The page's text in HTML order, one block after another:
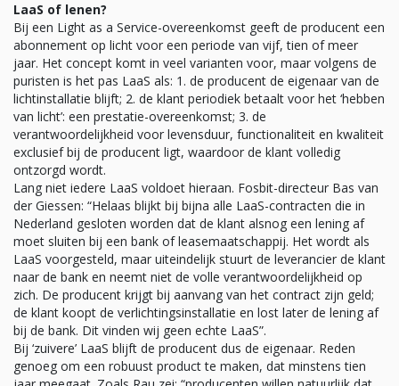
LaaS of lenen?
Bij een Light as a Service-overeenkomst geeft de producent een
abonnement op licht voor een periode van vijf, tien of meer
jaar. Het concept komt in veel varianten voor, maar volgens de
puristen is het pas LaaS als: 1. de producent de eigenaar van de
lichtinstallatie blijft; 2. de klant periodiek betaalt voor het ‘hebben
van licht’: een prestatie-overeenkomst; 3. de
verantwoordelijkheid voor levensduur, functionaliteit en kwaliteit
exclusief bij de producent ligt, waardoor de klant volledig
ontzorgd wordt.
Lang niet iedere LaaS voldoet hieraan. Fosbit-directeur Bas van
der Giessen: “Helaas blijkt bij bijna alle LaaS-contracten die in
Nederland gesloten worden dat de klant alsnog een lening af
moet sluiten bij een bank of leasemaatschappij. Het wordt als
LaaS voorgesteld, maar uiteindelijk stuurt de leverancier de klant
naar de bank en neemt niet de volle verantwoordelijkheid op
zich. De producent krijgt bij aanvang van het contract zijn geld;
de klant koopt de verlichtingsinstallatie en lost later de lening af
bij de bank. Dit vinden wij geen echte LaaS”.
Bij ‘zuivere’ LaaS blijft de producent dus de eigenaar. Reden
genoeg om een robuust product te maken, dat minstens tien